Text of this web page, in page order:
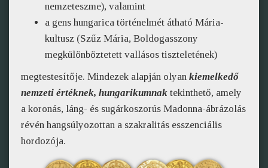
nemzeteszme), valamint
a gens hungarica történelmét átható Mária-
kultusz (Szűz Mária, Boldogasszony
megkülönböztetett vallásos tiszteletének)
megtestesítője. Mindezek alapján olyan kiemelkedő
nemzeti értéknek, hungarikumnak tekinthető, amely
a koronás, láng- és sugárkoszorús Madonna-ábrázolás
révén hangsúlyozottan a szakralitás esszenciális
hordozója.